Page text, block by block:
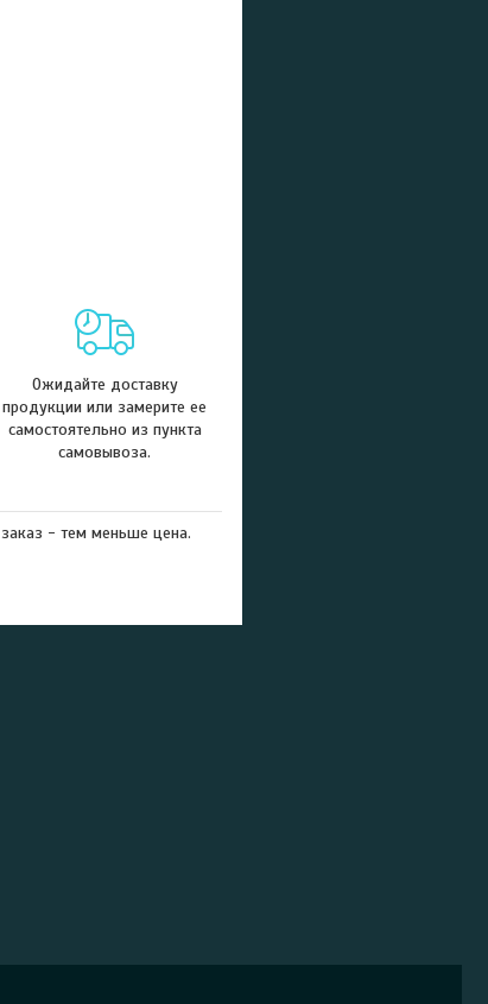
Ожидайте доставку
продукции или замерите ее
самостоятельно из пункта
самовывоза.
- тем меньше цена.